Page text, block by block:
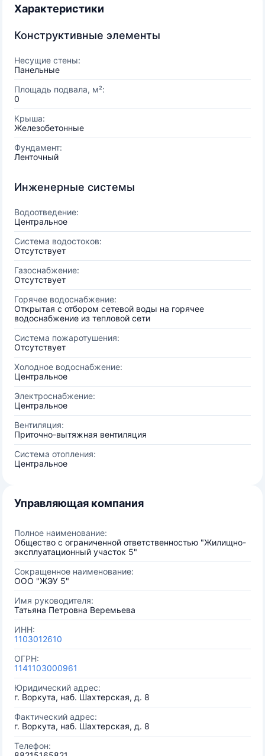
Характеристики
Конструктивные элементы
Несущие стены:
Панельные
Площадь подвала, м²:
0
Крыша:
Железобетонные
Фундамент:
Ленточный
Инженерные системы
Водоотведение:
Центральное
Система водостоков:
Отсутствует
Газоснабжение:
Отсутствует
Горячее водоснабжение:
Открытая с отбором сетевой воды на горячее
водоснабжение из тепловой сети
Система пожаротушения:
Отсутствует
Холодное водоснабжение:
Центральное
Электроснабжение:
Центральное
Вентиляция:
Приточно-вытяжная вентиляция
Система отопления:
Центральное
Управляющая компания
Полное наименование:
Общество с ограниченной ответственностью "Жилищно-
эксплуатационный участок 5"
Сокращенное наименование:
ООО "ЖЭУ 5"
Имя руководителя:
Татьяна Петровна Веремьева
ИНН:
1103012610
ОГРН:
1141103000961
Юридический адрес:
г. Воркута, наб. Шахтерская, д. 8
Фактический адрес:
г. Воркута, наб. Шахтерская, д. 8
Телефон: